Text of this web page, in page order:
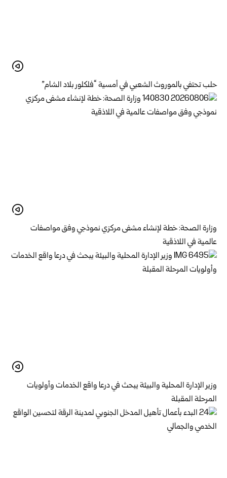
حلب تحتفي بالموروث الشعبي في أمسية “فلكلور بلاد الشام”
وزارة الصحة: خطة لإنشاء مشفى مركزي نموذجي وفق مواصفات
عالمية في اللاذقية
وزير الإدارة المحلية والبيئة يبحث في درعا واقع الخدمات وأولويات
المرحلة المقبلة